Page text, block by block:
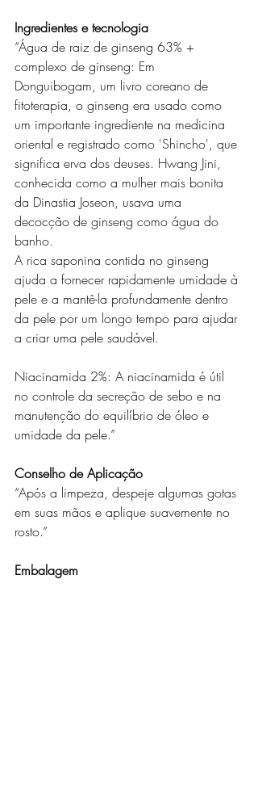
Ingredientes e tecnologia
“Água de raiz de ginseng 63% +
complexo de ginseng: Em
Donguibogam, um livro coreano de
fitoterapia, o ginseng era usado como
um importante ingrediente na medicina
oriental e registrado como 'Shincho', que
significa erva dos deuses. Hwang Jini,
conhecida como a mulher mais bonita
da Dinastia Joseon, usava uma
decocção de ginseng como água do
banho.
A rica saponina contida no ginseng
ajuda a fornecer rapidamente umidade à
pele e a mantê-la profundamente dentro
da pele por um longo tempo para ajudar
a criar uma pele saudável.
Niacinamida 2%: A niacinamida é útil
no controle da secreção de sebo e na
manutenção do equilíbrio de óleo e
umidade da pele.”
Conselho de Aplicação
“Após a limpeza, despeje algumas gotas
em suas mãos e aplique suavemente no
rosto.”
Embalagem